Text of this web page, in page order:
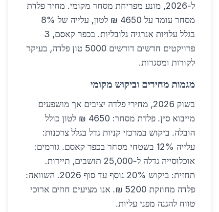
ל-2026, מונע מפריחת מסחר מקומי. מחיר פלדת
מסחר עומד על 4650 ₪ לטון, עלייה של 8%
בגלל עלויות אנרגיה גלובליות. בכפר קאסם, 3
פרויקטים חדשים דורשים 5000 טון פלדה, בעיקר
לקורות ומסגרות.
מגמות מחירים וביקוש מקומי
בשוק 2026, מחירי פלדה יציבים אך מושפעים
מייבוא סין. פלדת מסחר: 4650 ₪ לטון כולל
הובלה. ביקוש במרכזי קניות גדל בגלל צרכנות:
עלייה 12% בשטחי מסחר בכפר קאסם. גורמים:
אוכלוסייה גדלה ל-25,000 תושבים, תיירות.
תחזית: ביקוש 20% נוסף עד סוף 2026. השוואה:
פלדה מחוזקת 5200 ₪. אנו מציעים חוזים ארוכי
טווח להגנה מפני עליות.